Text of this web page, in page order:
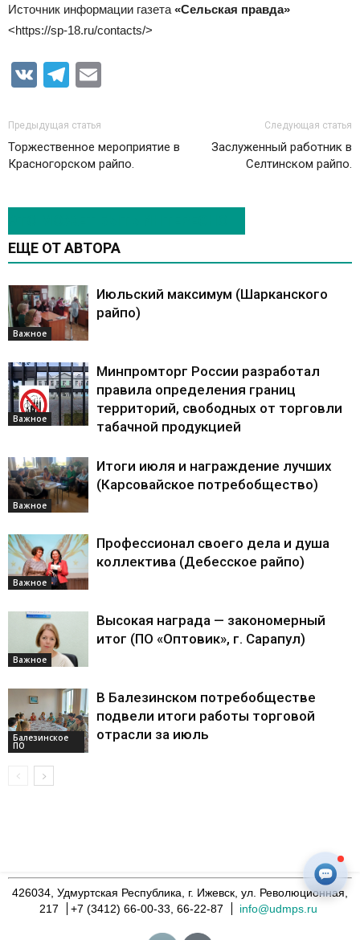
Источник информации газета «Сельская правда»
<https://sp-18.ru/contacts/>
VK Telegram
Предыдущая статья
Торжественное мероприятие в
Красногорском райпо.
Следующая статья
Заслуженный работник в
Селтинском райпо.
ЕЩЕ ОТ АВТОРА
Важное
Июльский максимум (Шарканского
райпо)
Важное
Минпромторг России разработал
правила определения границ
территорий, свободных от торговли
табачной продукцией
Важное
Итоги июля и награждение лучших
(Карсовайское потребобщество)
Важное
Профессионал своего дела и душа
коллектива (Дебесское райпо)
Важное
Высокая награда — закономерный
итог (ПО «Оптовик», г. Сарапул)
Балезинское
ПО
В Балезинском потребобществе
подвели итоги работы торговой
отрасли за июль
426034, Удмуртская Республика, г. Ижевск, ул. Революционная,
217
+7 (3412) 66-00-33, 66-22-87 info@udmps.ru